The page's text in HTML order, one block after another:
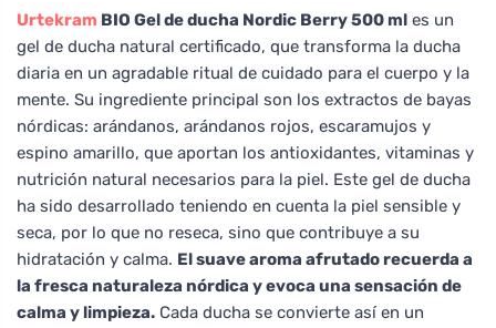
Urtekram BIO Gel de ducha Nordic Berry 500 ml es un
gel de ducha natural certificado, que transforma la ducha
diaria en un agradable ritual de cuidado para el cuerpo y la
mente. Su ingrediente principal son los extractos de bayas
nórdicas: arándanos, arándanos rojos, escaramujos y
espino amarillo, que aportan los antioxidantes, vitaminas y
nutrición natural necesarios para la piel. Este gel de ducha
ha sido desarrollado teniendo en cuenta la piel sensible y
seca, por lo que no reseca, sino que contribuye a su
hidratación y calma. El suave aroma afrutado recuerda a
la fresca naturaleza nórdica y evoca una sensación de
calma y limpieza. Cada ducha se convierte así en un